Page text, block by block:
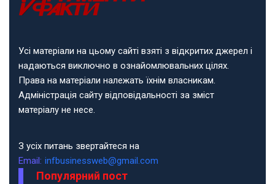
Усі матеріали на цьому сайті взяті з відкритих джерел і
надаються виключно в ознайомлювальних цілях.
Права на матеріали належать їхнім власникам.
Адміністрація сайту відповідальності за зміст
матеріалу не несе.
З усіх питань звертайтеся на
Email: infbusinessweb@gmail.com
Популярний пост